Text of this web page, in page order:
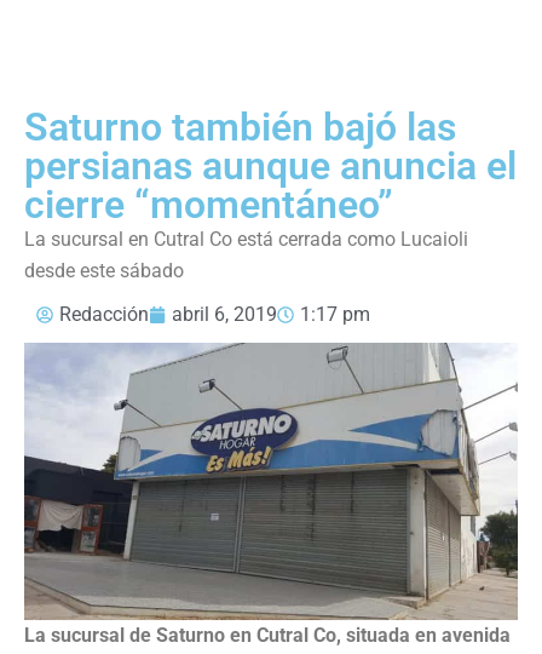
Saturno también bajó las
persianas aunque anuncia el
cierre “momentáneo”
La sucursal en Cutral Co está cerrada como Lucaioli
desde este sábado
Redacción
abril 6, 2019 1:17 pm
La sucursal de Saturno en Cutral Co, situada en avenida